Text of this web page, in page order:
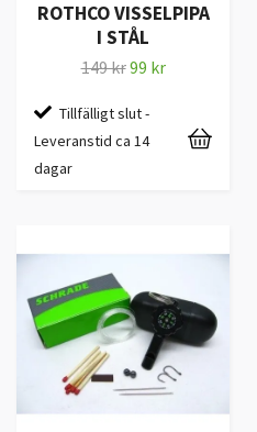
ROTHCO VISSELPIPA
I STÅL
149 kr99 kr
Tillfälligt slut -
Leveranstid ca 14
dagar